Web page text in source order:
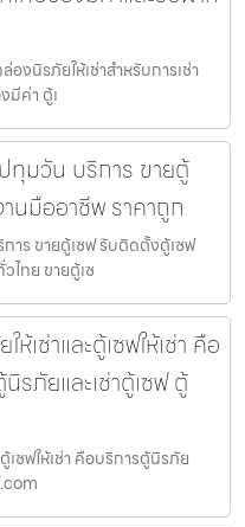
งนิรภัยให้เช่าสำหรับการเช่า
มีค่า ตู้เ
ทุมวัน บริการ ขายตู้
นมืออาชีพ ราคาถูก
าร ขายตู้เซฟ รับติดตั้งตู้เซฟ
ไทย ขายตู้เซ
เช่าและตู้เซฟให้เช่า คือ
รภัยและเช่าตู้เซฟ ตู้
ซฟให้เช่า คือบริการตู้นิรภัย